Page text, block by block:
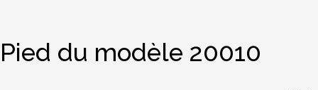
Pied du modèle 20010